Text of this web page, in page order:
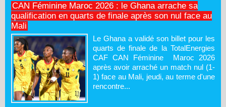
CAN Féminine Maroc 2026 : le Ghana arrache sa
qualification en quarts de finale après son nul face au
Mali
Le Ghana a validé son billet pour les
quarts de finale de la TotalEnergies
CAF CAN Féminine Maroc 2026
après avoir arraché un match nul (1-
1) face au Mali, jeudi, au terme d'une
rencontre...